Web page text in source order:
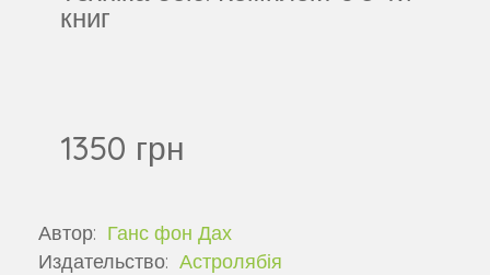
книг
1350 грн
Автор: Ганс фон Дах
Издательство: Астролябія